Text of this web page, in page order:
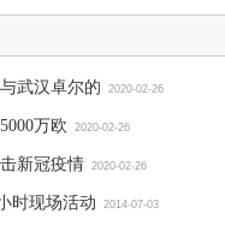
武汉卓尔的 2020-02-26
万欧 2020-02-26
新冠疫情 2020-02-26
时现场活动 2014-07-03